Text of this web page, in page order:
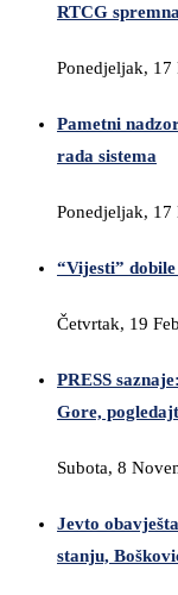
RTCG
Ponedjeljak, 17
Pametni
rada sistema
Ponedjeljak, 17
“Vijesti”
Četvrtak, 19
PRESS
Gore,
Subota, 8
Jevto
stanju,